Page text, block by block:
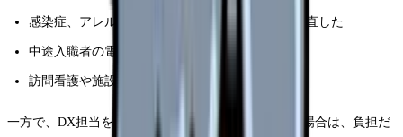
感染症、アレルギー、薬剤禁忌の確認フローを見直した
中途入職者の電子カルテ教育を担当した
訪問看護や施設との情報共有を改善した
一方で、DX担当を任されても評価や手当がつかない場合は、負担だ